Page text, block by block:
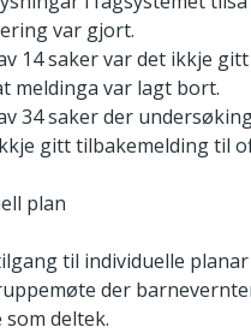
var gjort.
14 saker var det ikkje
meldinga var lagt bort.
34 saker der
gitt tilbakemelding til
plan
til individuelle
der
deltek.